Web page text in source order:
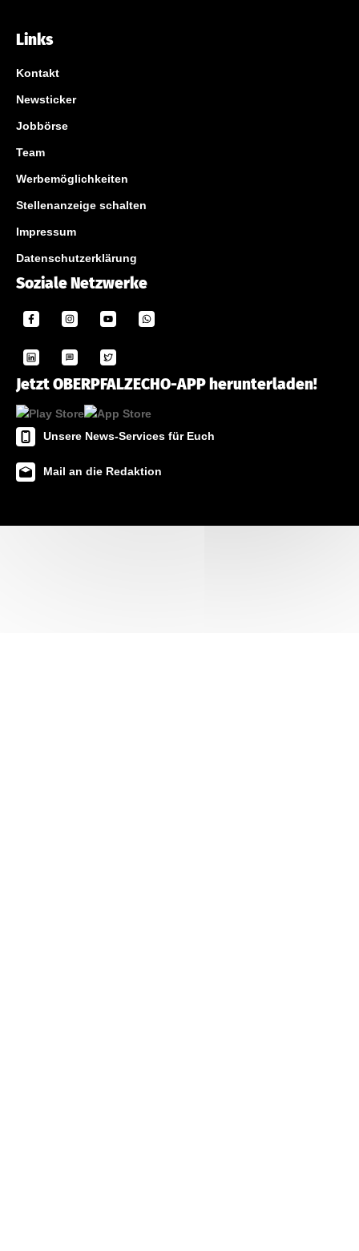
Links
Kontakt
Newsticker
Jobbörse
Team
Werbemöglichkeiten
Stellenanzeige schalten
Impressum
Datenschutzerklärung
Soziale Netzwerke
Jetzt OBERPFALZECHO-APP herunterladen!
Unsere News-Services für Euch
Mail an die Redaktion